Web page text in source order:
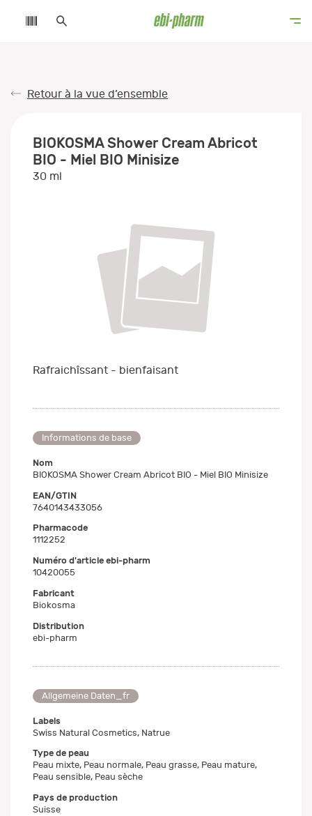
Retour à la vue d’ensemble
BIOKOSMA Shower Cream Abricot
BIO - Miel BIO Minisize
30 ml
Rafraichîssant - bienfaisant
Informations de base
Nom
BIOKOSMA Shower Cream Abricot BIO - Miel BIO Minisize
EAN/GTIN
7640143433056
Pharmacode
1112252
Numéro d'article ebi-pharm
10420055
Fabricant
Biokosma
Distribution
ebi-pharm
Allgemeine Daten_fr
Labels
Swiss Natural Cosmetics, Natrue
Type de peau
Peau mixte, Peau normale, Peau grasse, Peau mature,
Peau sensible, Peau sèche
Pays de production
Suisse